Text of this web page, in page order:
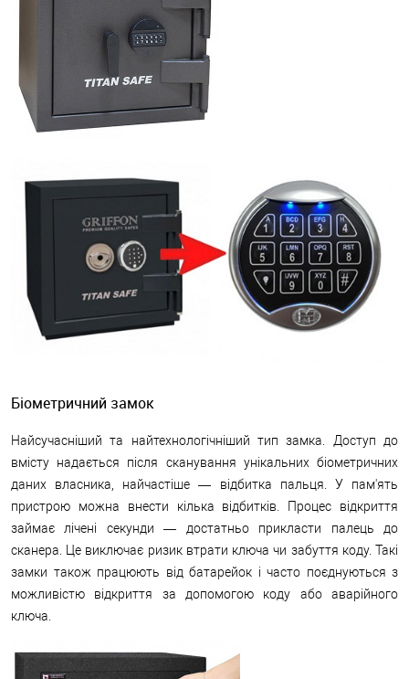
Біометричний замок
Найсучасніший та найтехнологічніший тип замка. Доступ до
вмісту надається після сканування унікальних біометричних
даних власника, найчастіше — відбитка пальця. У пам'ять
пристрою можна внести кілька відбитків. Процес відкриття
займає лічені секунди — достатньо прикласти палець до
сканера. Це виключає ризик втрати ключа чи забуття коду. Такі
замки також працюють від батарейок і часто поєднуються з
можливістю відкриття за допомогою коду або аварійного
ключа.